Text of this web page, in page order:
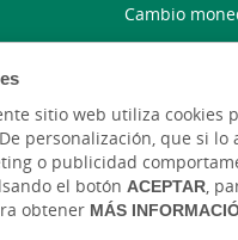
sitio web utiliza
personalización, que si
o publicidad
el botónACEPTAR,
obtener MÁS
Cambio
y Conducta Tablón